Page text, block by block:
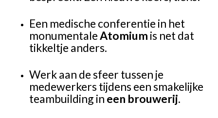
Een medische conferentie in het
monumentaleAtomium is net dat
tikkeltje anders.
Werk aan de sfeer tussen je
medewerkers tijdens een smakelijke
teambuilding in een brouwerij.